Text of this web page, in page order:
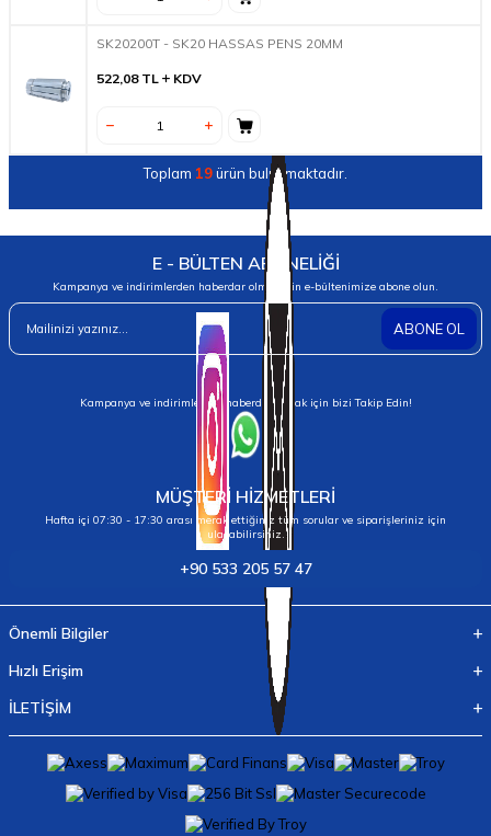
SK20200T - SK20 HASSAS PENS 20MM
522,08TL KDV
Toplam 19ürün bulunmaktadır.
E - BÜLTEN ABONELİĞİ
Kampanya ve indirimlerden haberdar olmak için e-bültenimize abone olun.
ABONE OL
Kampanya ve indirimlerden haberdar olmak için bizi Takip Edin!
MÜŞTERİ HİZMETLERİ
Hafta içi 07:30 - 17:30 arası merak ettiğiniz tüm sorular ve siparişleriniz için
ulaşabilirsiniz.
+90 533 205 57 47
Önemli Bilgiler
Hızlı Erişim
İLETİŞİM